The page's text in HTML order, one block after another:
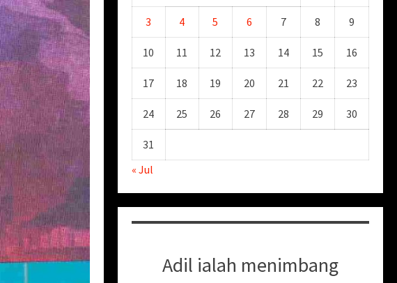
3 4 5 6 7 8 9
10 11 12 13 14 15 16
17 18 19 20 21 22 23
24 25 26 27 28 29 30
31
« Jul
Adil ialah menimbang